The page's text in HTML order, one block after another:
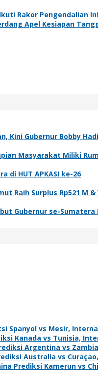
Rakor Pengendalian
Apel Kesiapan
Kini Gubernur Bobby
Masyarakat Miliki
di HUT APKASI ke-26
Raih Surplus Rp521 M &
Gubernur se-
Spanyol vs Mesir,
Kanada vs Tunisia,
Argentina vs
Australia vs
Prediksi Kamerun vs